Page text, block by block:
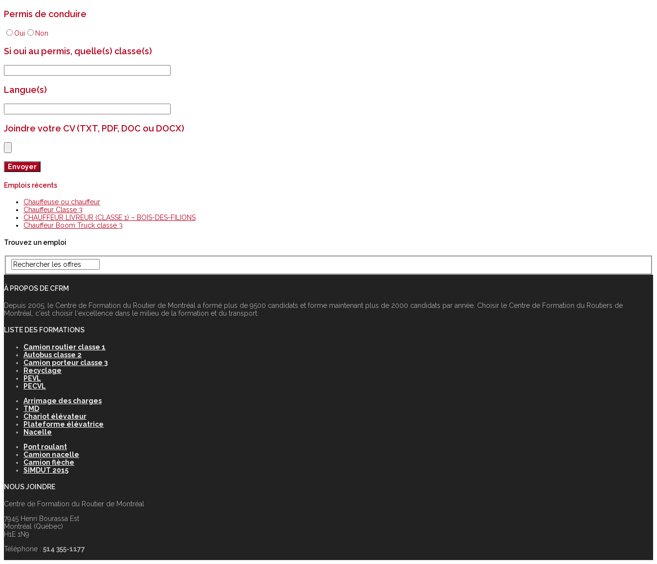
Permis de conduire
Oui Non
Si oui au permis, quelle(s) classe(s)
Langue(s)
Joindre votre CV (TXT, PDF, DOC ou DOCX)
Emplois récents
Chauffeuse ou chauffeur
Chauffeur Classe 3
CHAUFFEUR LIVREUR (CLASSE 1) – BOIS-DES-FILIONS
Chauffeur Boom Truck classe 3
Trouvez un emploi
À PROPOS DE CFRM
Depuis 2005, le Centre de Formation du Routier de Montréal a formé plus de 9500 candidats et forme maintenant plus de 2000 candidats par année. Choisir le Centre de Formation du Routiers de
Montréal, c‘est choisir l‘excellence dans le milieu de la formation et du transport.
LISTE DES FORMATIONS
Camion routier classe 1
Autobus classe 2
Camion porteur classe 3
Recyclage
PEVL
PECVL
Arrimage des charges
TMD
Chariot élévateur
Plateforme élévatrice
Nacelle
Pont roulant
Camion nacelle
Camion flèche
SIMDUT 2015
NOUS JOINDRE
Centre de Formation du Routier de Montréal
7945 Henri Bourassa Est
Montréal (Québec)
H1E 1N9
Téléphone : 514 355-1177